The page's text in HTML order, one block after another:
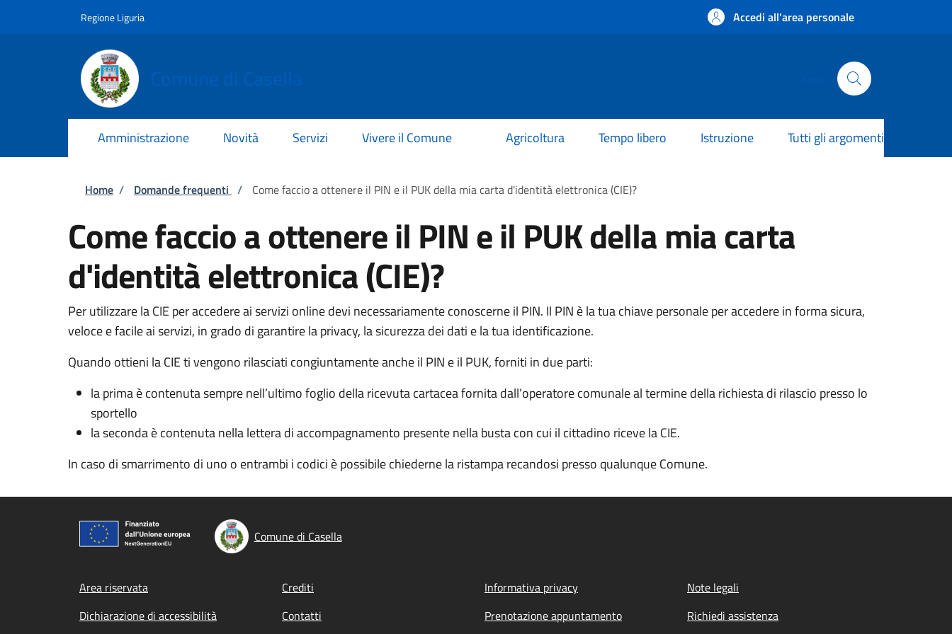
Regione Liguria Accedi all'area personale
Amministrazione Novità Servizi Vivere il Comune Agricoltura Tempo libero Istruzione Tutti gli argomenti
Briciole di pane
Home / Domande frequenti / Come faccio a ottenere il PIN e il PUK della mia carta d'identità elettronica (CIE)?
Come faccio a ottenere il PIN e il PUK della mia carta
d'identità elettronica (CIE)?
Per utilizzare la CIE per accedere ai servizi online devi necessariamente conoscerne il PIN. Il PIN è la tua chiave personale per accedere in forma sicura,
veloce e facile ai servizi, in grado di garantire la privacy, la sicurezza dei dati e la tua identificazione.
Quando ottieni la CIE ti vengono rilasciati congiuntamente anche il PIN e il PUK, forniti in due parti:
la prima è contenuta sempre nell’ultimo foglio della ricevuta cartacea fornita dall’operatore comunale al termine della richiesta di rilascio presso lo
sportello
la seconda è contenuta nella lettera di accompagnamento presente nella busta con cui il cittadino riceve la CIE.
In caso di smarrimento di uno o entrambi i codici è possibile chiederne la ristampa recandosi presso qualunque Comune.
Comune di Casella
Footer menu
Area riservata Crediti Informativa privacy
Note legali
Dichiarazione di accessibilità
Contatti Prenotazione appuntamento Richiedi assistenza